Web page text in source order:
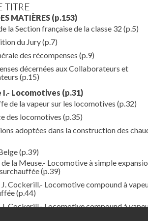
TITRE
MATIÈRES (p.153)
la Section française de la classe 32 (p.5)
du Jury(p.7)
des récompenses (p.9)
décernées aux Collaborateurs et
(p.15)
I.- Locomotives (p.31)
de la vapeur sur les locomotives (p.32)
des locomotives (p.35)
adoptées dans la construction des
(p.39)
la Meuse.- Locomotive à simple
(p.39)
Cockerill.- Locomotive compound à
(p.44)
Cockerill.- Locomotive compound à